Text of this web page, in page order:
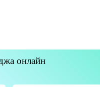
онлайн